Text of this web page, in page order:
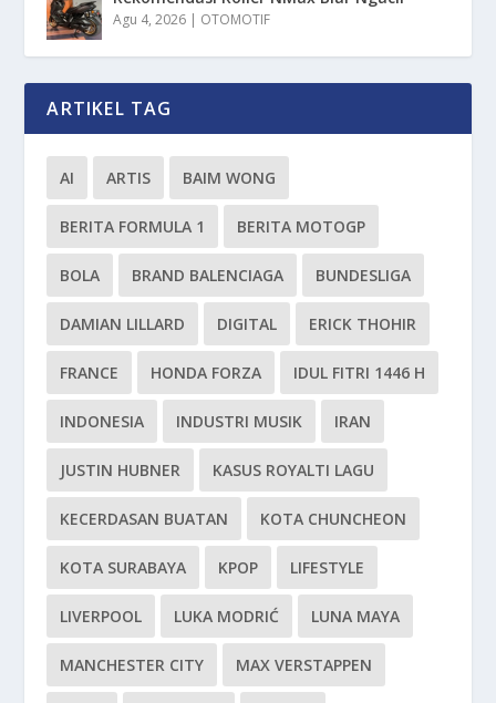
Agu 4, 2026 | OTOMOTIF
ARTIKEL TAG
AI ARTIS BAIM WONG
BERITA FORMULA 1 BERITA MOTOGP
BOLA BRAND BALENCIAGA BUNDESLIGA
DAMIAN LILLARD DIGITAL ERICK THOHIR
FRANCE HONDA FORZA IDUL FITRI 1446 H
INDONESIA INDUSTRI MUSIK IRAN
JUSTIN HUBNER KASUS ROYALTI LAGU
KECERDASAN BUATAN KOTA CHUNCHEON
KOTA SURABAYA KPOP LIFESTYLE
LIVERPOOL LUKA MODRIĆ LUNA MAYA
MANCHESTER CITY MAX VERSTAPPEN